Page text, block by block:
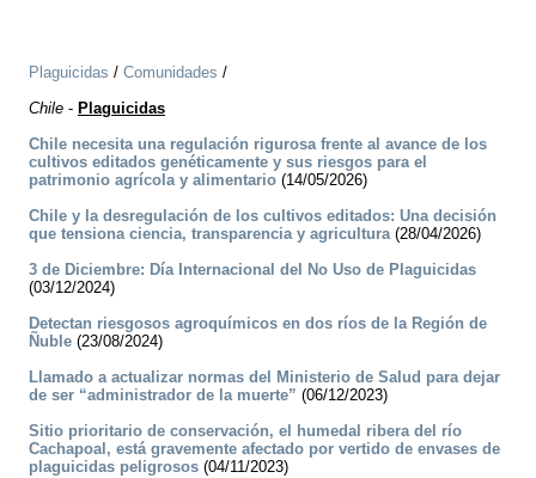
Plaguicidas / Comunidades /
Chile - Plaguicidas
Chile necesita una regulación rigurosa frente al avance de los
cultivos editados genéticamente y sus riesgos para el
patrimonio agrícola y alimentario (14/05/2026)
Chile y la desregulación de los cultivos editados: Una decisión
que tensiona ciencia, transparencia y agricultura(28/04/2026)
3 de Diciembre: Día Internacional del No Uso de Plaguicidas
(03/12/2024)
Detectan riesgosos agroquímicos en dos ríos de la Región de
Ñuble (23/08/2024)
Llamado a actualizar normas del Ministerio de Salud para dejar
de ser “administrador de la muerte” (06/12/2023)
Sitio prioritario de conservación, el humedal ribera del río
Cachapoal, está gravemente afectado por vertido de envases de
plaguicidas peligrosos (04/11/2023)